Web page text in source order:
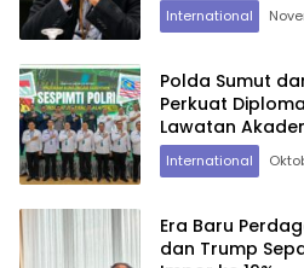
International
Polda Sumut
Perkuat
Lawatan
International
Era Baru
dan Trump